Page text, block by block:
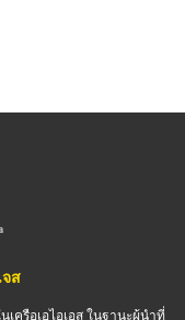
ส
ครือเอไอเอส ในฐานะผู้นำที่